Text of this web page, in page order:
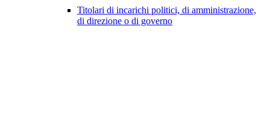
Titolari di incarichi politici, di amministrazione,
di direzione o di governo